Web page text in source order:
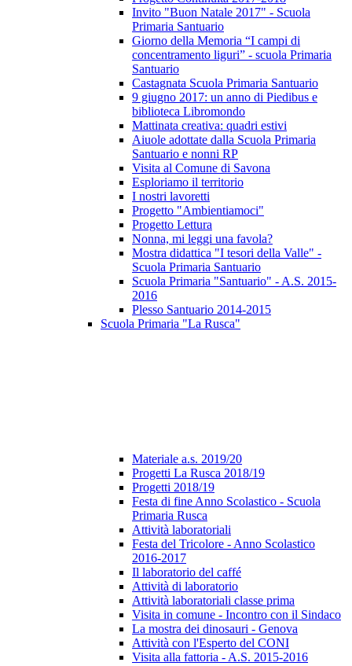
Invito "Buon Natale 2017" - Scuola
Primaria Santuario
Giorno della Memoria “I campi di
concentramento liguri” - scuola Primaria
Santuario
Castagnata Scuola Primaria Santuario
9 giugno 2017: un anno di Piedibus e
biblioteca Libromondo
Mattinata creativa: quadri estivi
Aiuole adottate dalla Scuola Primaria
Santuario e nonni RP
Visita al Comune di Savona
Esploriamo il territorio
I nostri lavoretti
Progetto "Ambientiamoci"
Progetto Lettura
Nonna, mi leggi una favola?
Mostra didattica "I tesori della Valle" -
Scuola Primaria Santuario
Scuola Primaria "Santuario" - A.S. 2015-
2016
Plesso Santuario 2014-2015
Scuola Primaria "La Rusca"
Materiale a.s. 2019/20
Progetti La Rusca 2018/19
Progetti 2018/19
Festa di fine Anno Scolastico - Scuola
Primaria Rusca
Attività laboratoriali
Festa del Tricolore - Anno Scolastico
2016-2017
Il laboratorio del caffé
Attività di laboratorio
Attività laboratoriali classe prima
Visita in comune - Incontro con il Sindaco
La mostra dei dinosauri - Genova
Attività con l'Esperto del CONI
Visita alla fattoria - A.S. 2015-2016